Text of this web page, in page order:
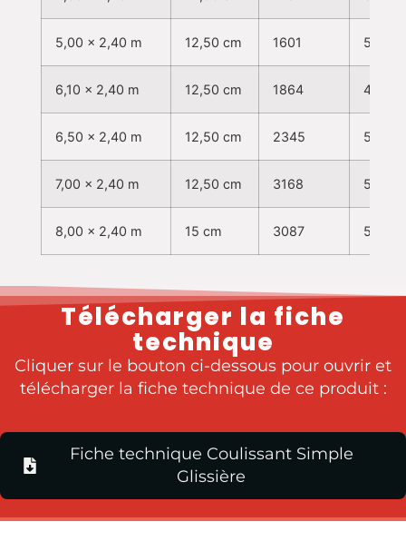
5,00 x 2,40 m 12,50 cm 1601 50
6,10 x 2,40 m 12,50 cm 1864 49
6,50 x 2,40 m 12,50 cm 2345 52
7,00 x 2,40 m 12,50 cm 3168 59
8,00 x 2,40 m 15 cm 3087 50
Télécharger la fiche
technique
Cliquer sur le bouton ci-dessous pour ouvrir et
télécharger la fiche technique de ce produit :​
Fiche technique Coulissant Simple
Glissière